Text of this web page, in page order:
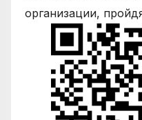
организации,